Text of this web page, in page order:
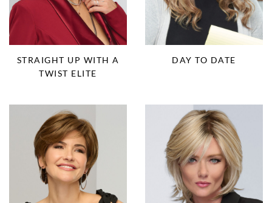
STRAIGHT UP WITH A
TWIST ELITE
DAY TO DATE